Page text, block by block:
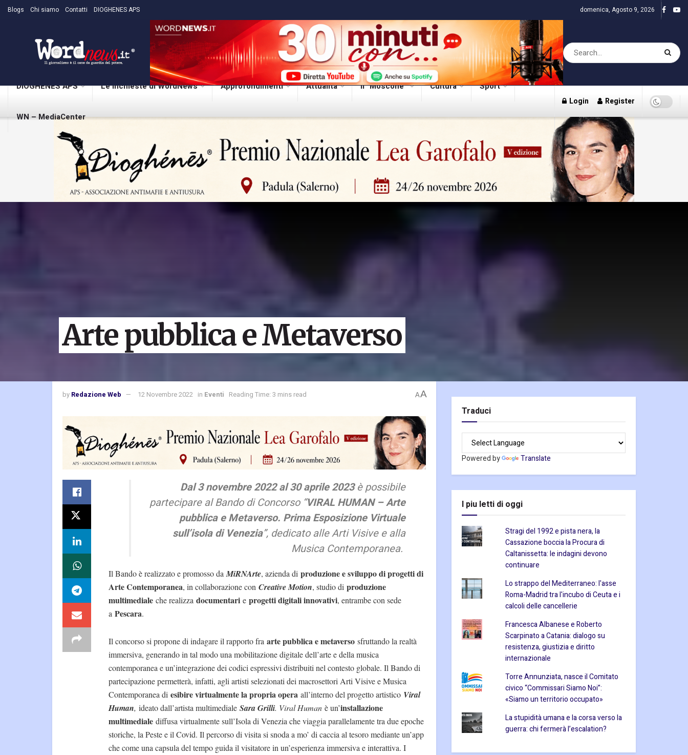
Blogs Chi siamo Contatti DIOGHENES APS domenica, Agosto 9, 2026
DIOGHENES APS Le inchieste di WordNews Approfondimenti Attualità Il “Moscone” Cultura Sport
WN – MediaCenter
Login Register
Arte pubblica e Metaverso
by Redazione Web 12 Novembre 2022 in Eventi Reading Time: 3 mins read AA
Dal 3 novembre 2022 al 30 aprile 2023è possibile
partecipare al Bando di Concorso “VIRAL HUMAN – Arte
pubblica e Metaverso. Prima Esposizione Virtuale
sull’isola di Venezia”, dedicato alle Arti Visive e alla
Musica Contemporanea.
Il Bando è realizzato e promosso daMiRNArte, azienda di produzione e sviluppo di progetti di
Arte Contemporanea, in collaborazione con Creative Motion, studio di produzione
multimediale che realizza documentari e progetti digitali innovativi, entrambe con sede
a Pescara.
Il concorso si propone di indagare il rapporto fra arte pubblica e metaverso sfruttando la realtà
immersiva, generando in tal modo una mobilitazione digitale dell’arte e della musica
contemporanea e un’integrazione dei codici espressivi distribuiti nel contesto globale. Il Bando di
partecipazione permetterà, infatti, agli artisti selezionati dei macrosettori Arti Visive e Musica
Contemporanea di esibire virtualmente la propria opera all’interno del progetto artistico Viral
Human, ideato dall’artista multimediale Sara Grilli. Viral Human è un’installazione
multimediale diffusa virtualmente sull’Isola di Venezia che viaggia parallelamente tra due epoche
storiche, la Peste e il Covid. Il percorso di visita si snoda a mo’ di caccia al tesoro mediante un’app
che come una capsula del tempo guida il visitatore in un’esperienza immersiva e interattiva. I
Traduci
Powered by Translate
I piu letti di oggi
Stragi del 1992 e pista nera, la
Cassazione boccia la Procura di
Caltanissetta: le indagini devono
continuare
Lo strappo del Mediterraneo: l'asse
Roma-Madrid tra l'incubo di Ceuta e i
calcoli delle cancellerie
Francesca Albanese e Roberto
Scarpinato a Catania: dialogo su
resistenza, giustizia e diritto
internazionale
Torre Annunziata, nasce il Comitato
civico “Commissari Siamo Noi”:
«Siamo un territorio occupato»
La stupidità umana e la corsa verso la
guerra: chi fermerà l’escalation?